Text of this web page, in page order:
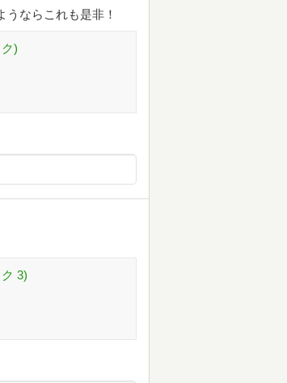
ならこれも是非！
)
3)